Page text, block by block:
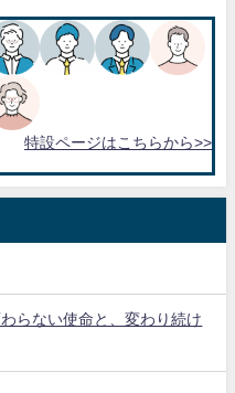
特設ページはこちらから>>
らない使命と、変わり続け